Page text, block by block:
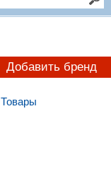
Добавить бренд
Товары